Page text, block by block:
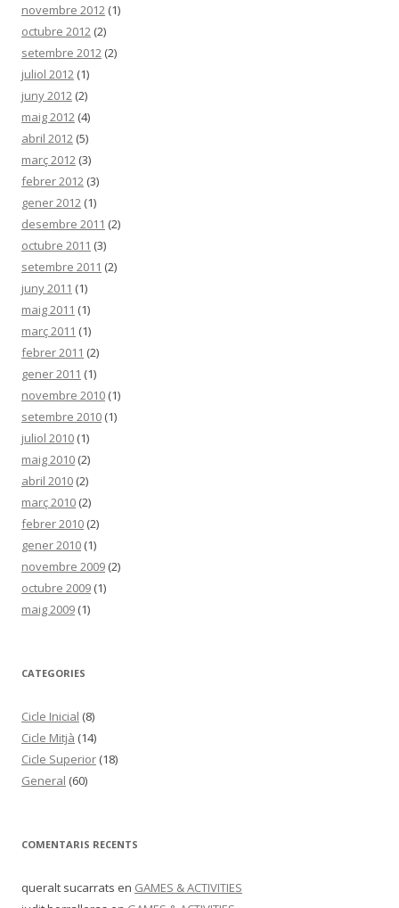
novembre 2012 (1)
octubre 2012 (2)
setembre 2012 (2)
juliol 2012 (1)
juny 2012 (2)
maig 2012 (4)
abril 2012 (5)
març 2012 (3)
febrer 2012 (3)
gener 2012 (1)
desembre 2011 (2)
octubre 2011 (3)
setembre 2011 (2)
juny 2011 (1)
maig 2011 (1)
març 2011 (1)
febrer 2011 (2)
gener 2011 (1)
novembre 2010 (1)
setembre 2010 (1)
juliol 2010 (1)
maig 2010 (2)
abril 2010 (2)
març 2010 (2)
febrer 2010 (2)
gener 2010 (1)
novembre 2009 (2)
octubre 2009 (1)
maig 2009 (1)
CATEGORIES
Cicle Inicial (8)
Cicle Mitjà (14)
Cicle Superior (18)
General (60)
COMENTARIS RECENTS
queralt sucarrats en GAMES & ACTIVITIES